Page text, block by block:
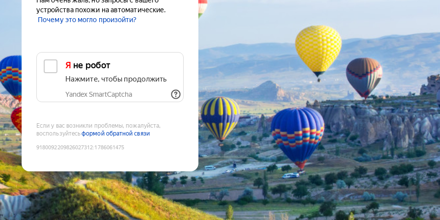
устройства похожи на автоматические.
Почему это могло произойти?
Я не робот
Нажмите, чтобы продолжить
Yandex SmartCaptcha
Если у вас возникли проблемы, пожалуйста,
воспользуйтесьформой обратной связи
9180092209826027312:1786061475